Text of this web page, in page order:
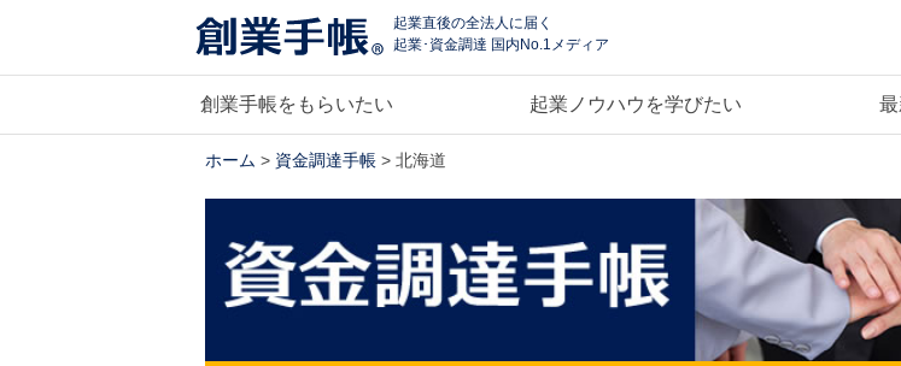
起業直後の全法人に届く
起業･資金調達 国内No.1メディア
創業手帳をもらいたい 起業ノウハウを学びたい
ホーム > 資金調達手帳 > 北海道